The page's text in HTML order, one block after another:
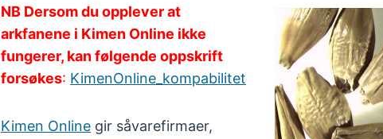
NB Dersom du opplever at
arkfanene i Kimen Online ikke
fungerer, kan følgende oppskrift
forsøkes: KimenOnline_kompabilitet
Kimen Online gir såvarefirmaer,